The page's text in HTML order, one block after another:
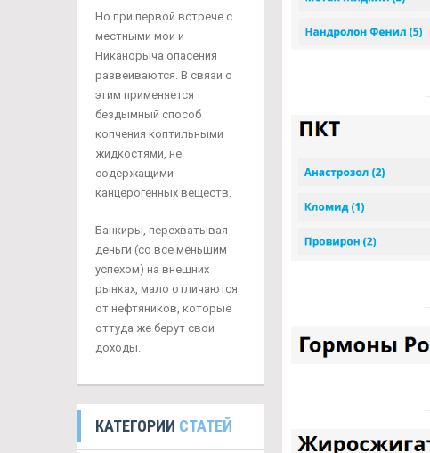
Но при первой встрече с
местными мои и
Никанорыча опасения
развеиваются. В связи с
этим применяется
бездымный способ
копчения коптильными
жидкостями, не
содержащими
канцерогенных веществ.
Банкиры, перехватывая
деньги (со все меньшим
успехом) на внешних
рынках, мало отличаются
от нефтяников, которые
оттуда же берут свои
доходы.
КАТЕГОРИИ СТАТЕЙ